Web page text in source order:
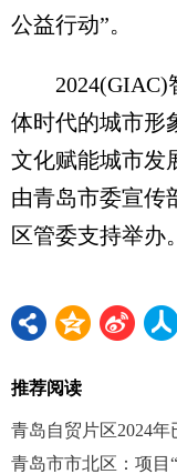
公益行动”。
2024(GIAC)
体时代的城市形
文化赋能城市发
由青岛市委宣传
区管委支持举办
推荐阅读
青岛自贸片区2024
青岛市市北区：项目